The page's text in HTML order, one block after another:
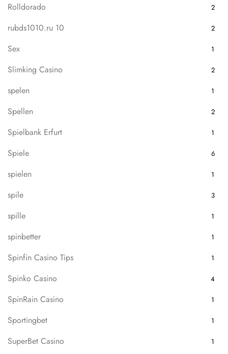
Rolldorado 2
rubds1010.ru 10 2
Sex 1
Slimking Casino 2
spelen 1
Spellen 2
Spielbank Erfurt 1
Spiele 6
spielen 1
spile 3
spille 1
spinbetter 1
Spinfin Casino Tips 1
Spinko Casino 4
SpinRain Casino 1
Sportingbet 1
SuperBet Casino 1